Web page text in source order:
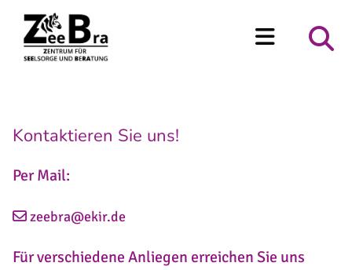
Zum Inhalt springen
Kontaktieren Sie uns!
Per Mail:
 zeebra@ekir.de
Für verschiedene Anliegen erreichen Sie uns